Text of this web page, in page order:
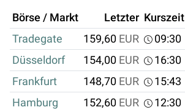
Börse / Markt Letzter Kurszeit
Tradegate
159,60 EUR 09:30
Düsseldorf
154,00 EUR
16:30
Frankfurt
148,70 EUR
15:43
Hamburg
152,60 EUR
12:30